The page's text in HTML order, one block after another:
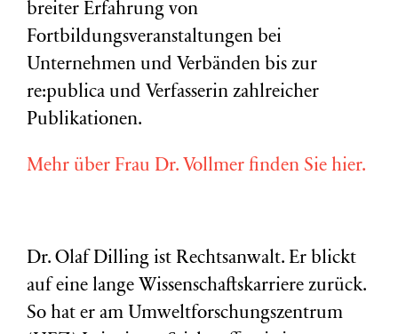
breiter Erfahrung von
Fortbildungsveranstaltungen bei
Unternehmen und Verbänden bis zur
re:publica und Verfasserin zahlreicher
Publikationen.
Mehr über Frau Dr. Vollmer finden Sie hier.
Dr. Olaf Dilling ist Rechtsanwalt. Er blickt
auf eine lange Wissenschaftskarriere zurück.
So hat er am Umweltforschungszentrum